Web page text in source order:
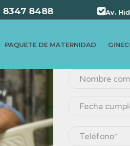
8347 8488 Av.
PAQUETE DE MATERNIDAD